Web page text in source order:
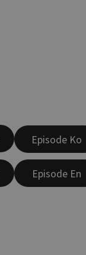
Episode Ko
Episode En